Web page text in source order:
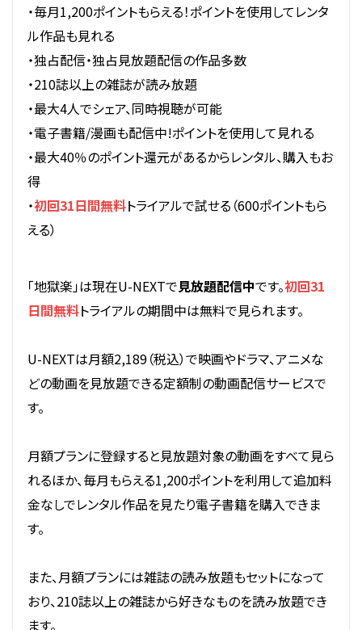
・毎月1,200ポイントもらえる！ポイントを使用してレンタ
ル作品も見れる
・独占配信・独占見放題配信の作品多数
・210誌以上の雑誌が読み放題
・最大4人でシェア、同時視聴が可能
・電子書籍/漫画も配信中!ポイントを使用して見れる
・最大40％のポイント還元があるからレンタル、購入もお
得
・初回31日間無料トライアルで試せる（600ポイントもら
える）
「地獄楽」は現在U-NEXTで見放題配信中です。初回31
日間無料トライアルの期間中は無料で見られます。
U-NEXTは月額2,189（税込）で映画やドラマ、アニメな
どの動画を見放題できる定額制の動画配信サービスで
す。
月額プランに登録すると見放題対象の動画をすべて見ら
れるほか、毎月もらえる1,200ポイントを利用して追加料
金なしでレンタル作品を見たり電子書籍を購入できま
す。
また、月額プランには雑誌の読み放題もセットになって
おり、210誌以上の雑誌から好きなものを読み放題でき
ます。